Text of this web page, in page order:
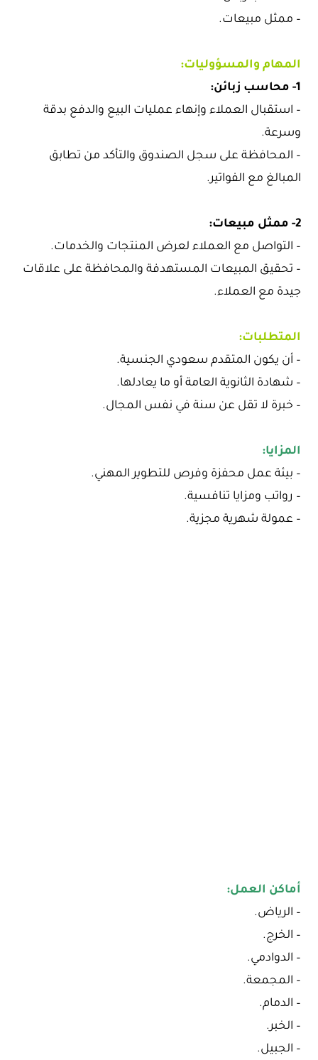
– ممثل مبيعات.
المهام والمسؤوليات:
1- محاسب زبائن:
– استقبال العملاء وإنهاء عمليات البيع والدفع بدقة
وسرعة.
– المحافظة على سجل الصندوق والتأكد من تطابق
المبالغ مع الفواتير.
2- ممثل مبيعات:
– التواصل مع العملاء لعرض المنتجات والخدمات.
– تحقيق المبيعات المستهدفة والمحافظة على علاقات
جيدة مع العملاء.
المتطلبات:
– أن يكون المتقدم سعودي الجنسية.
– شهادة الثانوية العامة أو ما يعادلها.
– خبرة لا تقل عن سنة في نفس المجال.
المزايا:
– بيئة عمل محفزة وفرص للتطوير المهني.
– رواتب ومزايا تنافسية.
– عمولة شهرية مجزية.
أماكن العمل:
– الرياض.
– الخرج.
– الدوادمي.
– المجمعة.
– الدمام.
– الخبر.
– الجبيل.